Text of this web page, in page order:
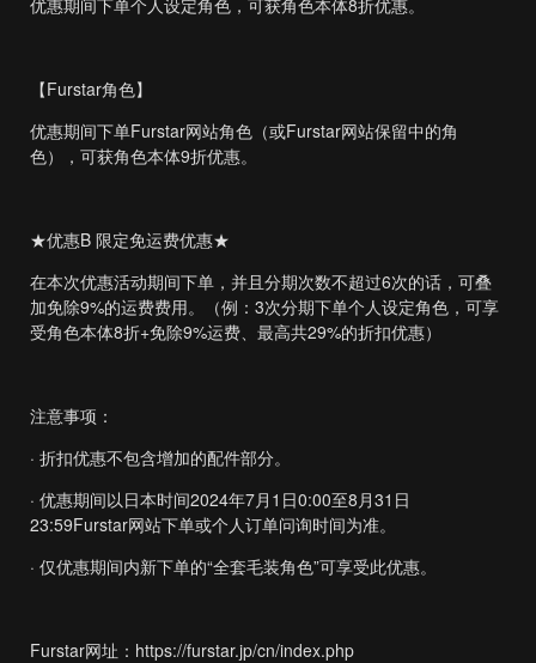
优惠期间下单个人设定角色，可获角色本体8折优惠。
【Furstar角色】
优惠期间下单Furstar网站角色（或Furstar网站保留中的角
色），可获角色本体9折优惠。
★优惠B 限定免运费优惠★
在本次优惠活动期间下单，并且分期次数不超过6次的话，可叠
加免除9%的运费费用。（例：3次分期下单个人设定角色，可享
受角色本体8折+免除9%运费、最高共29%的折扣优惠）
注意事项：
· 折扣优惠不包含增加的配件部分。
· 优惠期间以日本时间2024年7月1日0:00至8月31日
23:59Furstar网站下单或个人订单问询时间为准。
· 仅优惠期间内新下单的“全套毛装角色”可享受此优惠。
Furstar网址： https://furstar.jp/cn/index.php